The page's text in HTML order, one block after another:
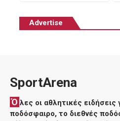
Advertise
SportArena
Ό λες οι αθλητικές ειδήσεις
ποδόσφαιρο, το διεθνές